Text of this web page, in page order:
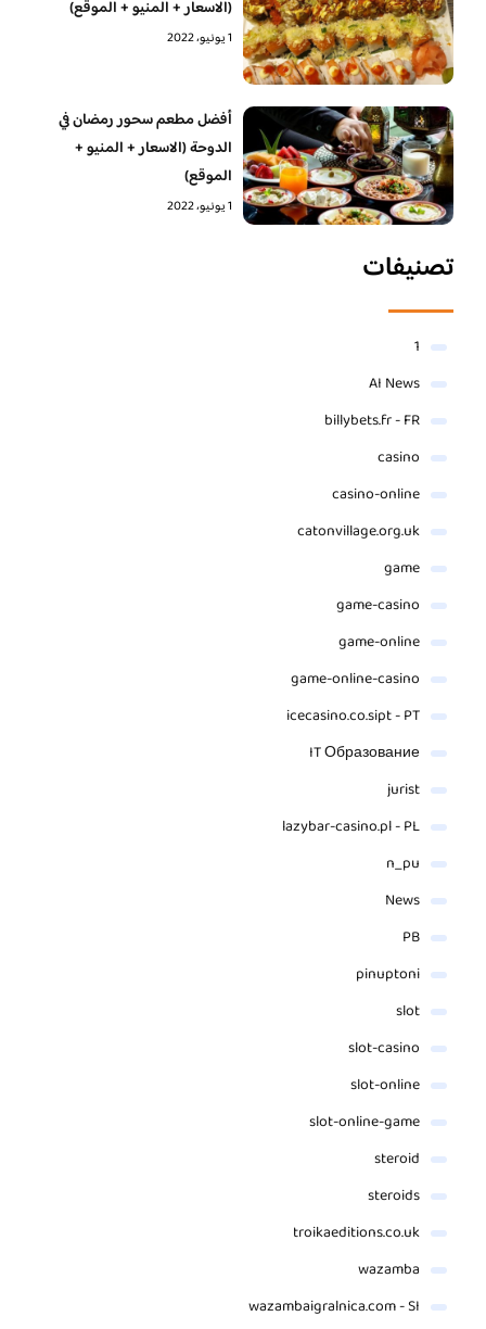
(الاسعار + المنيو + الموقع)
1 يونيو، 2022
أفضل مطعم سحور رمضان في
الدوحة (الاسعار + المنيو +
الموقع)
1 يونيو، 2022
تصنيفات
1
AI News
billybets.fr - FR
casino
casino-online
catonvillage.org.uk
game
game-casino
game-online
game-online-casino
icecasino.co.sipt - PT
IT Образование
jurist
lazybar-casino.pl - PL
n_pu
News
PB
pinuptoni
slot
slot-casino
slot-online
slot-online-game
steroid
steroids
troikaeditions.co.uk
wazamba
wazambaigralnica.com - SI